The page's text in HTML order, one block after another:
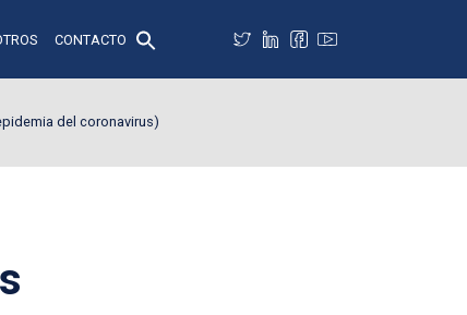
CONTACTO
del coronavirus)